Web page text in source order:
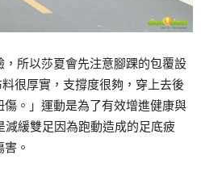
所以莎夏會先注意腳踝的包覆設
很厚實，支撐度很夠，穿上去後
。」運動是為了有效增進健康與
減緩雙足因為跑動造成的足底疲
。